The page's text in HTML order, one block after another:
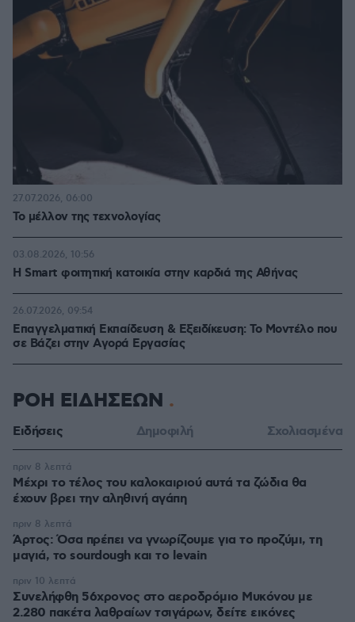
Το μέλλον της τεχνολογίας
27.07.2026, 06:00
Η Smart φοιτητική κατοικία στην καρδιά της Αθήνας
03.08.2026, 10:56
Επαγγελματική Εκπαίδευση & Εξειδίκευση: Το Mοντέλο που
σε Bάζει στην Aγορά Eργασίας
26.07.2026, 09:54
ΡΟΗ ΕΙΔΗΣΕΩΝ
Ειδήσεις Δημοφιλή Σχολιασμένα
Μέχρι το τέλος του καλοκαιριού αυτά τα ζώδια θα
έχουν βρει την αληθινή αγάπη
πριν 8 λεπτά
Άρτος: Όσα πρέπει να γνωρίζουμε για το προζύμι, τη
μαγιά, το sourdough και το levain
πριν 8 λεπτά
Συνελήφθη 56χρονος στο αεροδρόμιο Μυκόνου με
2.280 πακέτα λαθραίων τσιγάρων, δείτε εικόνες
πριν 10 λεπτά